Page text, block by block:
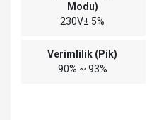
Modu)
230V± 5%
Verimlilik (Pik)
90% ~ 93%